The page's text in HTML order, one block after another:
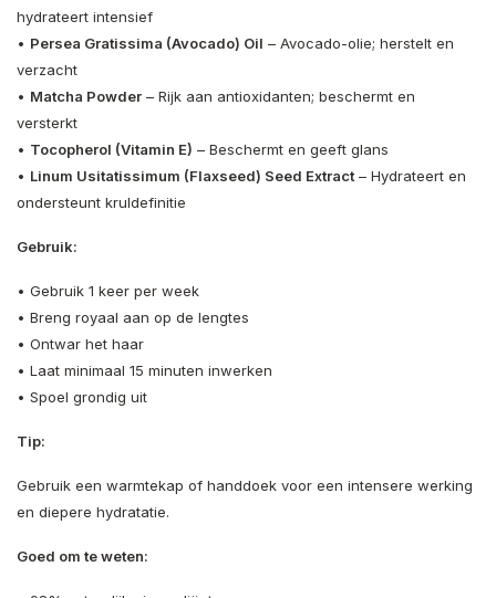
hydrateert intensief
• Persea Gratissima (Avocado) Oil – Avocado-olie; herstelt en
verzacht
• Matcha Powder – Rijk aan antioxidanten; beschermt en
versterkt
• Tocopherol (Vitamin E) – Beschermt en geeft glans
• Linum Usitatissimum (Flaxseed) Seed Extract – Hydrateert en
ondersteunt kruldefinitie
Gebruik:
• Gebruik 1 keer per week
• Breng royaal aan op de lengtes
• Ontwar het haar
• Laat minimaal 15 minuten inwerken
• Spoel grondig uit
Tip:
Gebruik een warmtekap of handdoek voor een intensere werking
en diepere hydratatie.
Goed om te weten: